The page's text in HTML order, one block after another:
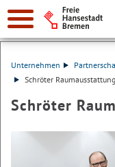
Suche:
Unternehmen
Schröter Raumausstattung
Schröter